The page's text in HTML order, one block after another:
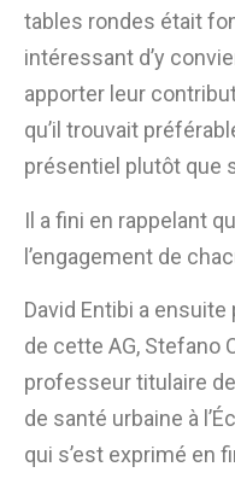
tables rondes était
intéressant d’y
apporter leur
qu’il trouvait
présentiel plutôt que
Il a fini en rappelant
l’engagement de
David Entibi a
de cette AG, Stefano
professeur titulaire
de santé urbaine à
qui s’est exprimé en